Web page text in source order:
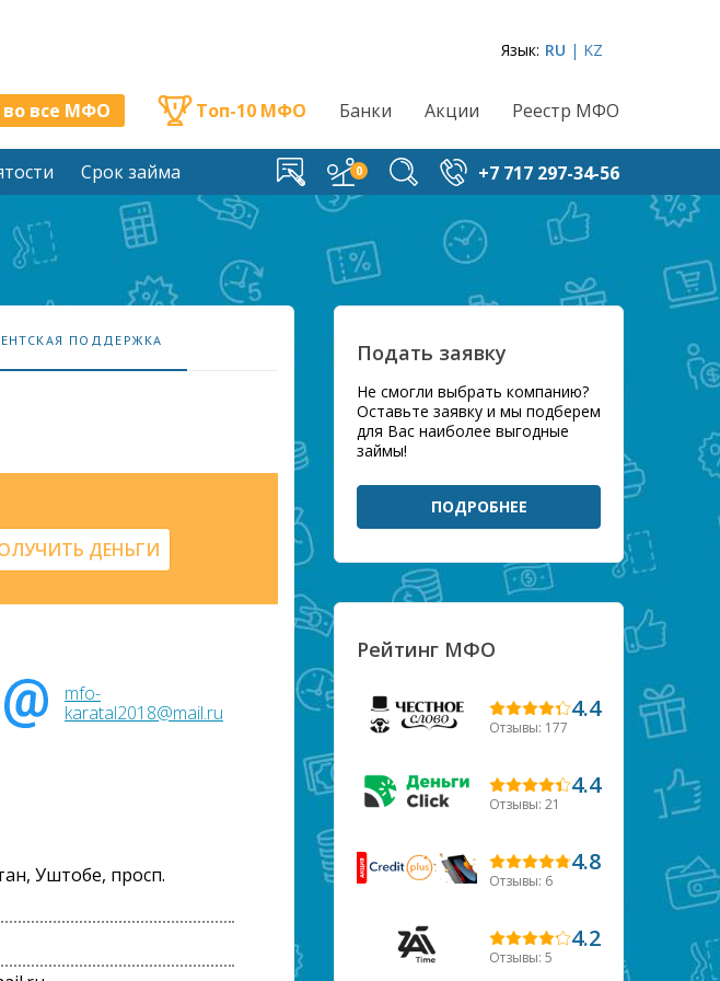
Язык: RU | KZ
во все МФО Топ-10 МФО Банки Акции Реестр МФО
Срок займа +7 717 297-34-56
ПОДДЕРЖКА
ДЕНЬГИ
mfo-
karatal2018@mail.ru
Уштобе, просп.
Подать заявку
Не смогли выбрать компанию?
Оставьте заявку и мы подберем
для Вас наиболее выгодные
займы!
ПОДРОБНЕЕ
Рейтинг МФО
4.4
Отзывы: 177
4.4
Отзывы: 21
4.8
Отзывы: 6
4.2
Отзывы: 5